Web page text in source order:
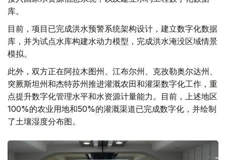
库。
目前，项目已完成洪水预警系统架构设计，建立数字化数据
库，并为试点水库构建水动力模型，完成洪水淹没区域情景
模拟。
此外，双方正在阿拉木图州、江布尔州、克孜勒奥尔达州、
突厥斯坦州和杰特苏州推进灌溉农田和灌渠数字化工作，重
点提升数字化管理水平和水资源计量能力。目前，上述地区
100%的农业用地和50%的灌溉渠道已完成数字化，并绘制
了土壤湿度分布图。